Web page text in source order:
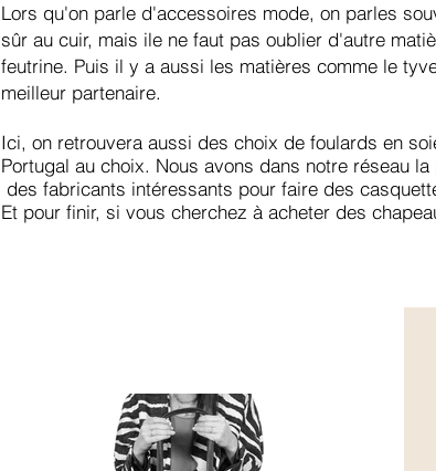
Lors qu'on parle d'accessoires mode, on parles
sûr au cuir, mais ile ne faut pas oublier d'autre
feutrine. Puis il y a aussi les matières comme le
meilleur partenaire.
Ici, on retrouvera aussi des choix de foulards en
Portugal au choix. Nous avons dans notre réseau
des fabricants intéressants pour faire des
Et pour finir, si vous cherchez à acheter des